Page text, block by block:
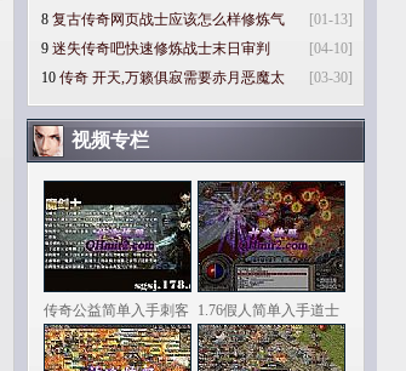
[01-13]
8 复古传奇网页战士应该怎么样修炼气
[04-10]
9 迷失传奇吧快速修炼战士末日审判
[03-30]
10 传奇 开天,万籁俱寂需要赤月恶魔太
视频专栏
传奇公益简单入手刺客 1.76假人简单入手道士